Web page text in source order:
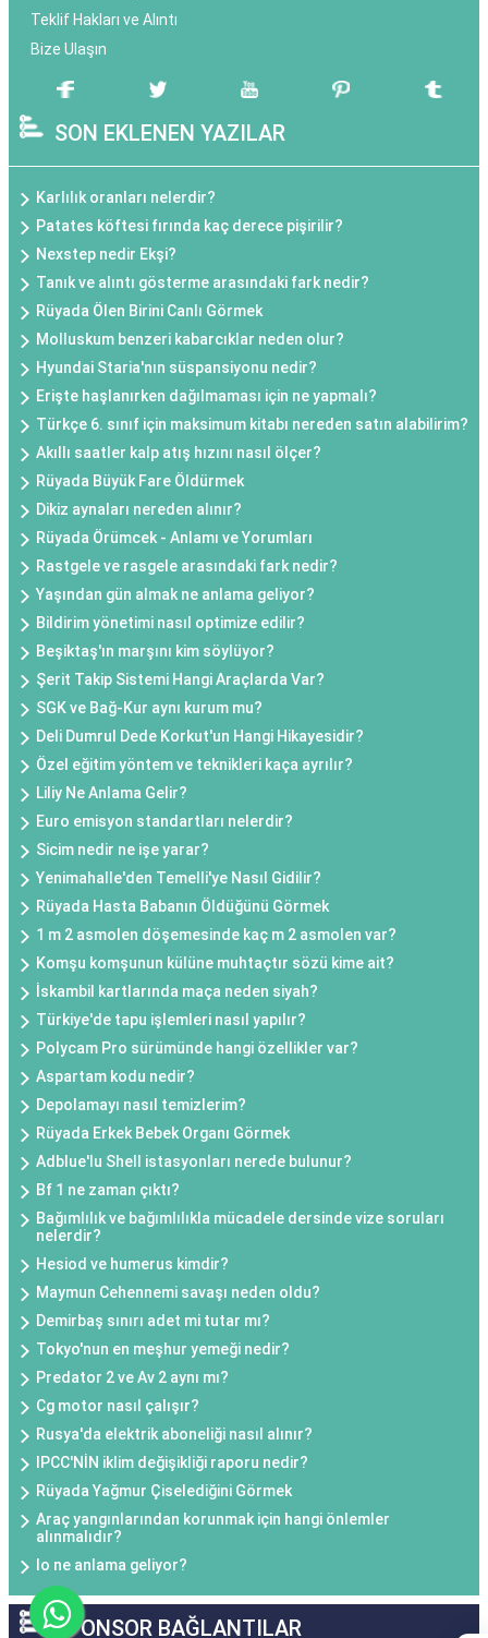
Teklif Hakları ve Alıntı
Bize Ulaşın
SON EKLENEN YAZILAR
Karlılık oranları nelerdir?
Patates köftesi fırında kaç derece pişirilir?
Nexstep nedir Ekşi?
Tanık ve alıntı gösterme arasındaki fark nedir?
Rüyada Ölen Birini Canlı Görmek
Molluskum benzeri kabarcıklar neden olur?
Hyundai Staria'nın süspansiyonu nedir?
Erişte haşlanırken dağılmaması için ne yapmalı?
Türkçe 6. sınıf için maksimum kitabı nereden satın alabilirim?
Akıllı saatler kalp atış hızını nasıl ölçer?
Rüyada Büyük Fare Öldürmek
Dikiz aynaları nereden alınır?
Rüyada Örümcek - Anlamı ve Yorumları
Rastgele ve rasgele arasındaki fark nedir?
Yaşından gün almak ne anlama geliyor?
Bildirim yönetimi nasıl optimize edilir?
Beşiktaş'ın marşını kim söylüyor?
Şerit Takip Sistemi Hangi Araçlarda Var?
SGK ve Bağ-Kur aynı kurum mu?
Deli Dumrul Dede Korkut'un Hangi Hikayesidir?
Özel eğitim yöntem ve teknikleri kaça ayrılır?
Liliy Ne Anlama Gelir?
Euro emisyon standartları nelerdir?
Sicim nedir ne işe yarar?
Yenimahalle'den Temelli'ye Nasıl Gidilir?
Rüyada Hasta Babanın Öldüğünü Görmek
1 m 2 asmolen döşemesinde kaç m 2 asmolen var?
Komşu komşunun külüne muhtaçtır sözü kime ait?
İskambil kartlarında maça neden siyah?
Türkiye'de tapu işlemleri nasıl yapılır?
Polycam Pro sürümünde hangi özellikler var?
Aspartam kodu nedir?
Depolamayı nasıl temizlerim?
Rüyada Erkek Bebek Organı Görmek
Adblue'lu Shell istasyonları nerede bulunur?
Bf 1 ne zaman çıktı?
Bağımlılık ve bağımlılıkla mücadele dersinde vize soruları
nelerdir?
Hesiod ve humerus kimdir?
Maymun Cehennemi savaşı neden oldu?
Demirbaş sınırı adet mi tutar mı?
Tokyo'nun en meşhur yemeği nedir?
Predator 2 ve Av 2 aynı mı?
Cg motor nasıl çalışır?
Rusya'da elektrik aboneliği nasıl alınır?
IPCC'NİN iklim değişikliği raporu nedir?
Rüyada Yağmur Çiselediğini Görmek
Araç yangınlarından korunmak için hangi önlemler
alınmalıdır?
Io ne anlama geliyor?
SPONSOR BAĞLANTILAR